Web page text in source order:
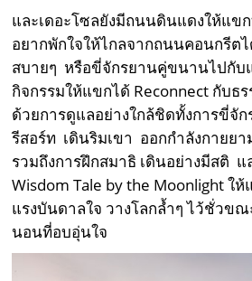
และเดอะโซลยังมีถนนดินแดงให้แข
อยากพักใจให้ไกลจากถนนคอนกรีต
สบายๆ หรือขี่จักรยานคู่ขนานไปกับ
กิจกรรมให้แขกได้ Reconnect กับธ
ด้วยการดูแลอย่างใกล้ชิดทั้งการขี่จั
รีสอร์ท เดินริมเขา ออกกำลังกายยา
รวมถึงการฝึกสมาธิ เดินอย่างมีสติ แ
Wisdom Tale by the Moonlight ให้
แรงบันดาลใจ วางโลกล้ำๆ ไว้ชั่วขณ
นอนที่อบอุ่นใจ